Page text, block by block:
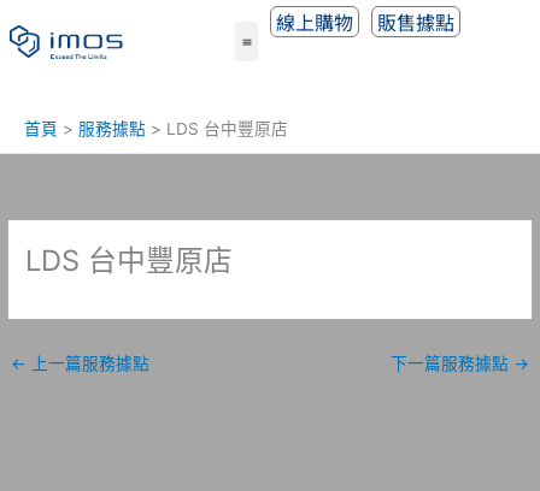
至
線上購物 販售據點
首頁 服務據點 LDS 台中豐原店
LDS 台中豐原店
← 上一篇服務據點 下一篇服務據點 →